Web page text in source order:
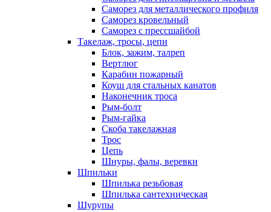
Саморез для металлического профиля
Саморез кровельный
Саморез с прессшайбой
Такелаж, тросы, цепи
Блок, зажим, талреп
Вертлюг
Карабин пожарный
Коуш для стальных канатов
Наконечник троса
Рым-болт
Рым-гайка
Скоба такелажная
Трос
Цепь
Шнуры, фалы, веревки
Шпильки
Шпилька резьбовая
Шпилька сантехническая
Шурупы